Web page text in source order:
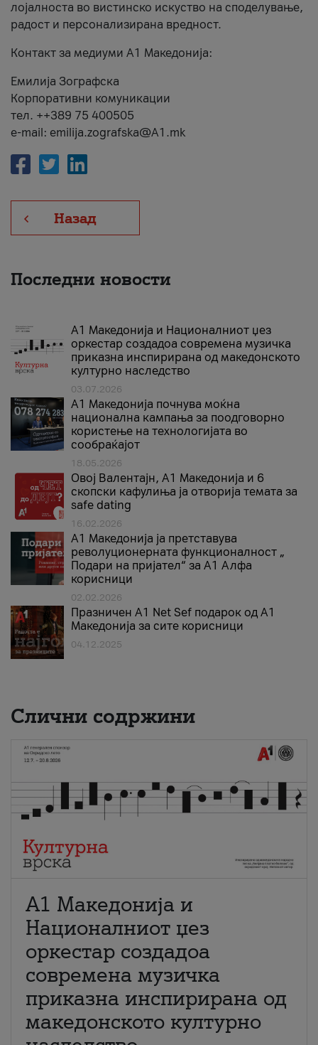
лојалноста во вистинско искуство на споделување,
радост и персонализирана вредност.
Контакт за медиуми А1 Македонија:
Емилија Зографска
Корпоративни комуникации
тел. ++389 75 400505
e-mail: emilija.zografska@A1.mk
Назад
Последни новости
А1 Македонија и Националниот џез
оркестар создадоа современа музичка
приказна инспирирана од македонското
културно наследство
03.07.2026
A1 Македонија почнува моќна
национална кампања за поодговорно
користење на технологијата во
сообраќајот
18.05.2026
Овој Валентајн, A1 Македонија и 6
скопски кафулиња ја отворија темата за
safe dating
16.02.2026
А1 Македонија ја претставува
револуционерната функционалност „
Подари на пријател“ за А1 Алфа
корисници
02.02.2026
Празничен A1 Net Sеf подарок од А1
Македонија за сите корисници
04.12.2025
Слични содржини
А1 Македонија и
Националниот џез
оркестар создадоа
современа музичка
приказна инспирирана од
македонското културно